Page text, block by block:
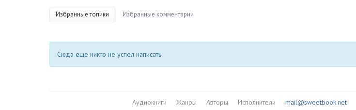
Избранные топики Избранные комментарии
Сюда еще никто не успел написать
Аудиокниги Жанры Авторы Исполнители mail@sweetbook.net